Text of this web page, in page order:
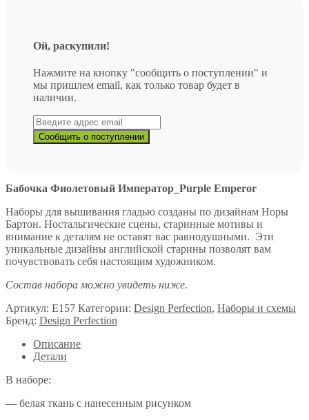
Ой, раскупили!
Нажмите на кнопку "сообщить о поступлении" и
мы пришлем email, как только товар будет в
наличии.
Бабочка Фиолетовый Император_Purple Emperor
Наборы для вышивания гладью созданы по дизайнам Норы
Бартон. Ностальгические сцены, старинные мотивы и
внимание к деталям не оставят вас равнодушными. Эти
уникальные дизайны английской старины позволят вам
почувствовать себя настоящим художником.
Состав набора можно увидеть ниже.
Артикул: E157 Категории: Design Perfection, Наборы и схемы
Бренд: Design Perfection
Описание
Детали
В наборе:
— белая ткань с нанесенным рисунком